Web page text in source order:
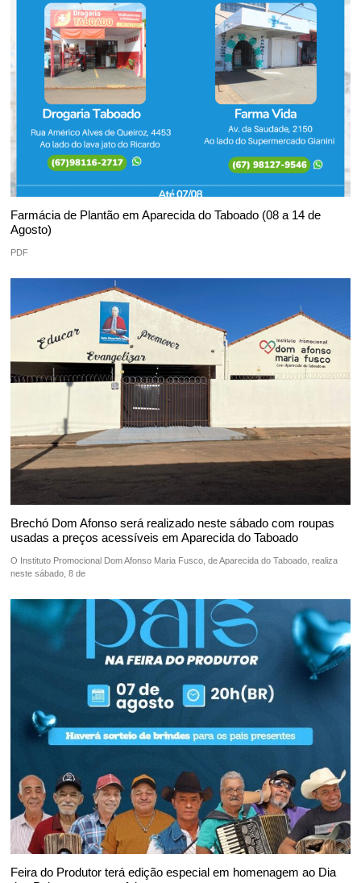
Farmácia de Plantão em Aparecida do Taboado (08 a 14 de
Agosto)
PDF
Brechó Dom Afonso será realizado neste sábado com roupas
usadas a preços acessíveis em Aparecida do Taboado
O Instituto Promocional Dom Afonso Maria Fusco, de Aparecida do Taboado, realiza
neste sábado, 8 de
Feira do Produtor terá edição especial em homenagem ao Dia